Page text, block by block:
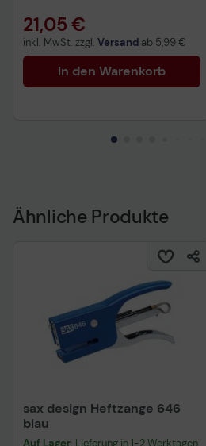
21,05 €
inkl. MwSt. zzgl. Versand ab 5,99 €
In den Warenkorb
Ähnliche Produkte
sax design Heftzange 646
blau
Auf Lager: Lieferung in 1-2 Werktagen